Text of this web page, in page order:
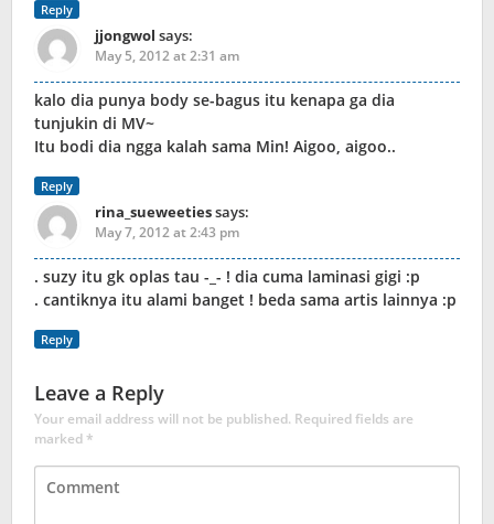
Reply
jjongwol says:
May 5, 2012 at 2:31 am
kalo dia punya body se-bagus itu kenapa ga dia
tunjukin di MV~
Itu bodi dia ngga kalah sama Min! Aigoo, aigoo..
Reply
rina_sueweetiessays:
May 7, 2012 at 2:43 pm
. suzy itu gk oplas tau -_- ! dia cuma laminasi gigi :p
. cantiknya itu alami banget ! beda sama artis lainnya :p
Reply
Leave a Reply
Your email address will not be published. Required fields are
marked*